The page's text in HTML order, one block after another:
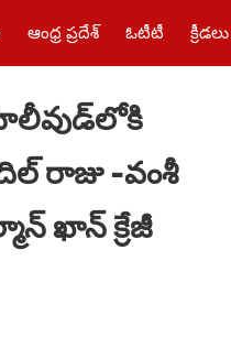
ఆంధ్ర ప్రదేశ్ ఓటీటీ క్రీడలు
రాజు -వంశీ
ఖాన్ క్రేజీ